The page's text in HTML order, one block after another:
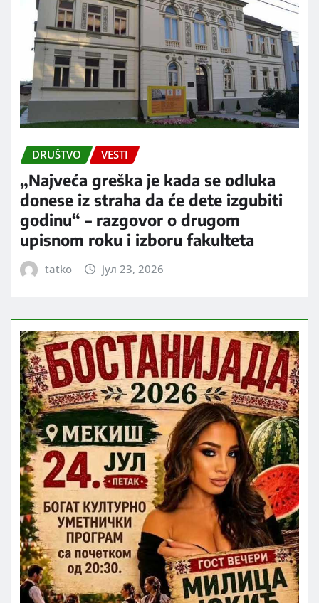
DRUŠTVO VESTI
„Najveća greška je kada se odluka
donese iz straha da će dete izgubiti
godinu“ – razgovor o drugom
upisnom roku i izboru fakulteta
tatko јул 23, 2026